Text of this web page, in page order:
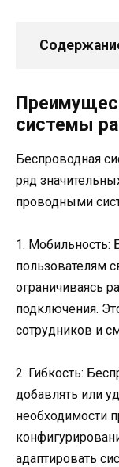
системы
Беспроводная
ряд
проводными
1. Мобильность:
пользователям
ограничиваясь
подключения.
сотрудников и
2. Гибкость:
добавлять или
необходимости
адаптировать